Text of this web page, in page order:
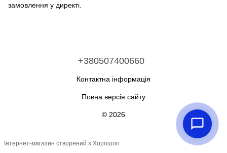
замовлення у директі.
+380507400660
Контактна інформація
Повна версія сайту
© 2026
Інтернет-магазин створений з Хорошоп